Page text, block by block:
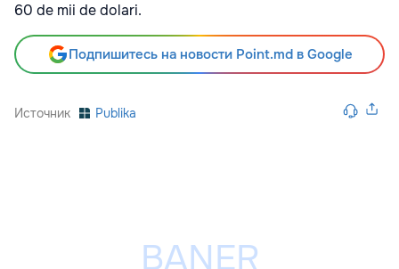
60 de mii de dolari.
Подпишитесь на новости Point.md в Google
Источник Publika